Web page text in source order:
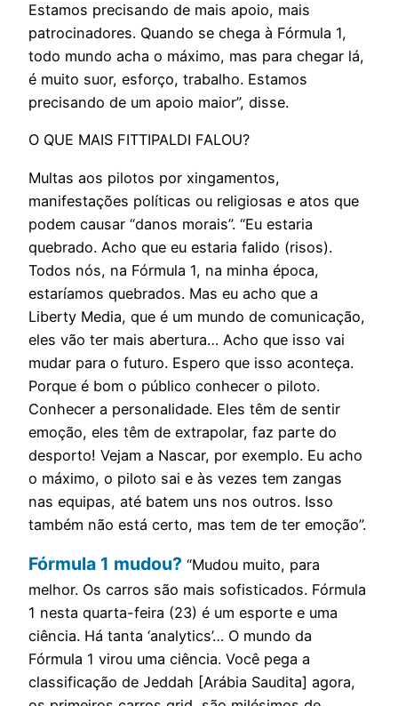
Estamos precisando de mais apoio, mais
patrocinadores. Quando se chega à Fórmula 1,
todo mundo acha o máximo, mas para chegar lá,
é muito suor, esforço, trabalho. Estamos
precisando de um apoio maior”, disse.
O QUE MAIS FITTIPALDI FALOU?
Multas aos pilotos por xingamentos,
manifestações políticas ou religiosas e atos que
podem causar “danos morais”. “Eu estaria
quebrado. Acho que eu estaria falido (risos).
Todos nós, na Fórmula 1, na minha época,
estaríamos quebrados. Mas eu acho que a
Liberty Media, que é um mundo de comunicação,
eles vão ter mais abertura… Acho que isso vai
mudar para o futuro. Espero que isso aconteça.
Porque é bom o público conhecer o piloto.
Conhecer a personalidade. Eles têm de sentir
emoção, eles têm de extrapolar, faz parte do
desporto! Vejam a Nascar, por exemplo. Eu acho
o máximo, o piloto sai e às vezes tem zangas
nas equipas, até batem uns nos outros. Isso
também não está certo, mas tem de ter emoção”.
Fórmula 1 mudou? “Mudou muito, para
melhor. Os carros são mais sofisticados. Fórmula
1 nesta quarta-feira (23) é um esporte e uma
ciência. Há tanta ‘analytics’… O mundo da
Fórmula 1 virou uma ciência. Você pega a
classificação de Jeddah [Arábia Saudita] agora,